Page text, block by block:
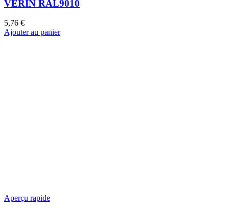
VERIN RAL9010
5,76 €
Ajouter au panier
Aperçu rapide